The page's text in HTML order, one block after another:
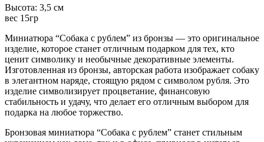
Высота: 3,5 см
вес 15гр
Миниатюра “Собака с рублем” из бронзы — это оригинальное
изделие, которое станет отличным подарком для тех, кто
ценит символику и необычные декоративные элементы.
Изготовленная из бронзы, авторская работа изображает собаку
в элегантном наряде, стоящую рядом с символом рубля. Это
изделие символизирует процветание, финансовую
стабильность и удачу, что делает его отличным выбором для
подарка на любое торжество.
Бронзовая миниатюра “Собака с рублем” станет стильным